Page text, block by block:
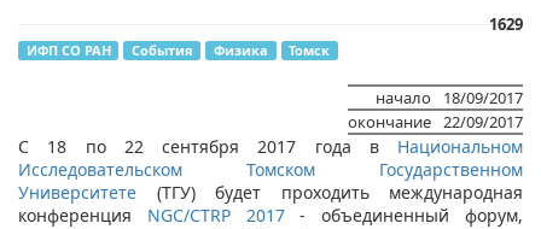
1629
ИФП СО РАН События Физика Томск
начало
18/09/2017
окончание 22/09/2017
​С 18 по 22 сентября 2017 года в Национальном
Исследовательском Томском Государственном
Университете (ТГУ) будет проходить международная
конференция NGC/CTRP 2017- объединенный форум,